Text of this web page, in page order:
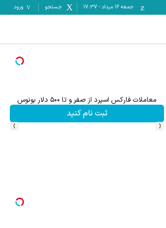
جمعه ۱۶ مرداد -
17:37 جستجو ورود
معاملات فارکس اسپرد از صفر و تا ۵۰۰ دلار بونوس
ثبت نام کنید
‹
›